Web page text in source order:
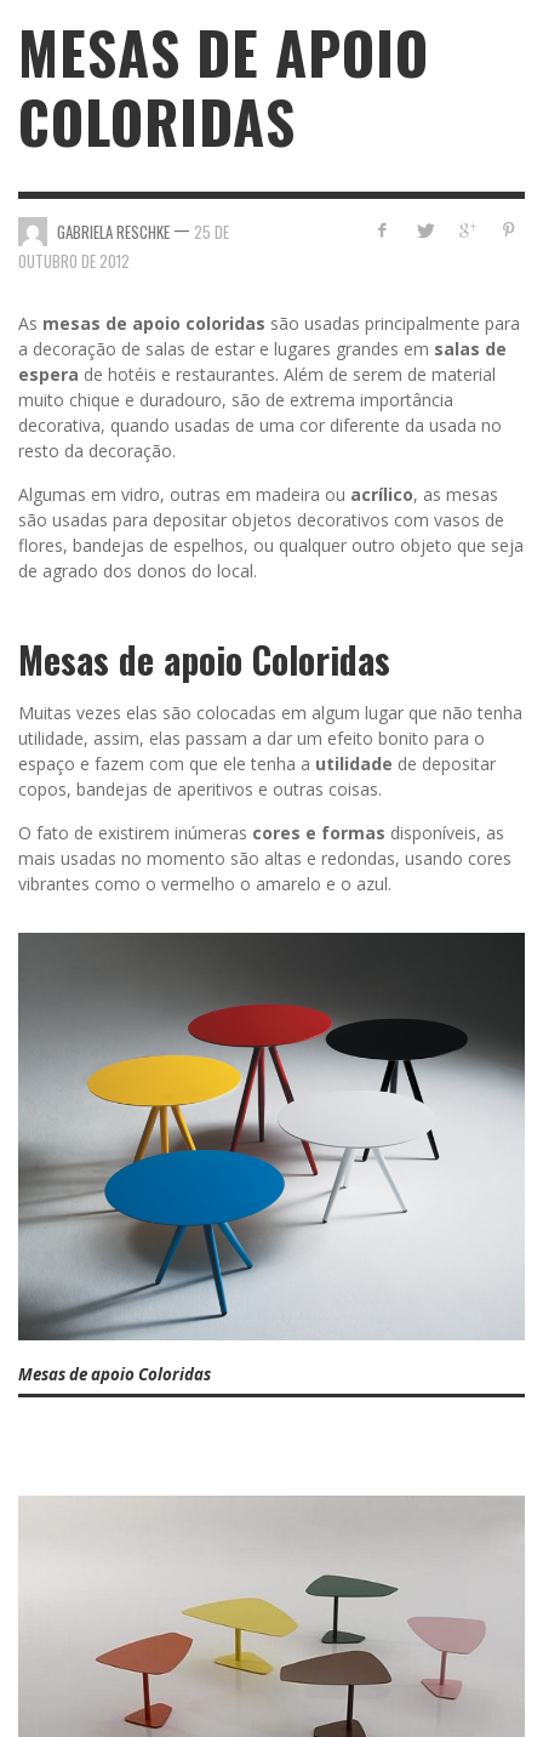
MESAS DE APOIO
COLORIDAS
GABRIELA RESCHKE — 25 DE
OUTUBRO DE 2012
As mesas de apoio coloridas são usadas principalmente para
a decoração de salas de estar e lugares grandes em salas de
espera de hotéis e restaurantes. Além de serem de material
muito chique e duradouro, são de extrema importância
decorativa, quando usadas de uma cor diferente da usada no
resto da decoração.
Algumas em vidro, outras em madeira ou acrílico, as mesas
são usadas para depositar objetos decorativos com vasos de
flores, bandejas de espelhos, ou qualquer outro objeto que seja
de agrado dos donos do local.
Mesas de apoio Coloridas
Muitas vezes elas são colocadas em algum lugar que não tenha
utilidade, assim, elas passam a dar um efeito bonito para o
espaço e fazem com que ele tenha a utilidade de depositar
copos, bandejas de aperitivos e outras coisas.
O fato de existirem inúmeras cores e formas disponíveis, as
mais usadas no momento são altas e redondas, usando cores
vibrantes como o vermelho o amarelo e o azul.
Mesas de apoio Coloridas